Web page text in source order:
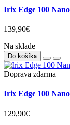
Irix Edge 100
139,90€
Na sklade
Do košíka
Doprava zdarma
Irix Edge 100
129,90€